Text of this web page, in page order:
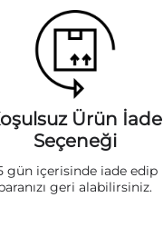
Ürün İade
Seçeneği
gün içerisinde iade edip
geri alabilirsiniz.